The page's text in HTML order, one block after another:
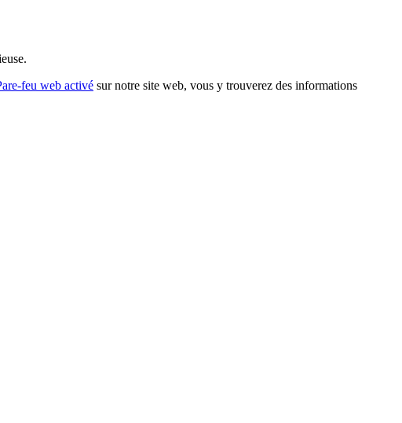
feu web activé sur notre site web, vous y trouverez des informations